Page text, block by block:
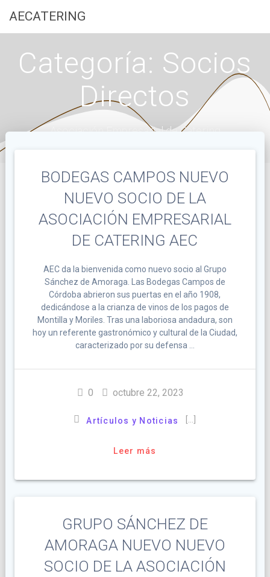
AECATERING
Categoría: Socios
Directos
Asociación Empresarial de Catering
BODEGAS CAMPOS NUEVO
NUEVO SOCIO DE LA
ASOCIACIÓN EMPRESARIAL
DE CATERING AEC
AEC da la bienvenida como nuevo socio al Grupo
Sánchez de Amoraga. Las Bodegas Campos de
Córdoba abrieron sus puertas en el año 1908,
dedicándose a la crianza de vinos de los pagos de
Montilla y Moriles. Tras una laboriosa andadura, son
hoy un referente gastronómico y cultural de la Ciudad,
caracterizado por su defensa …
0 octubre 22, 2023
Artículos y Noticias […]
Leer más
GRUPO SÁNCHEZ DE
AMORAGA NUEVO NUEVO
SOCIO DE LA ASOCIACIÓN